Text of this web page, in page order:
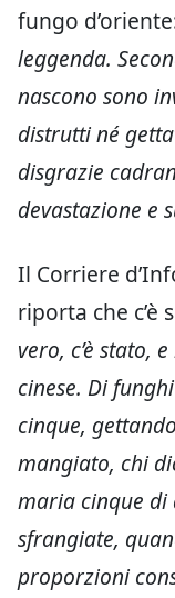
fungo
leggenda.
nascono sono
distrutti né
disgrazie
devastazione e
Il Corriere
riporta che c’è
vero, c’è stato,
cinese. Di
cinque,
mangiato, chi
maria cinque di
sfrangiate,
proporzioni